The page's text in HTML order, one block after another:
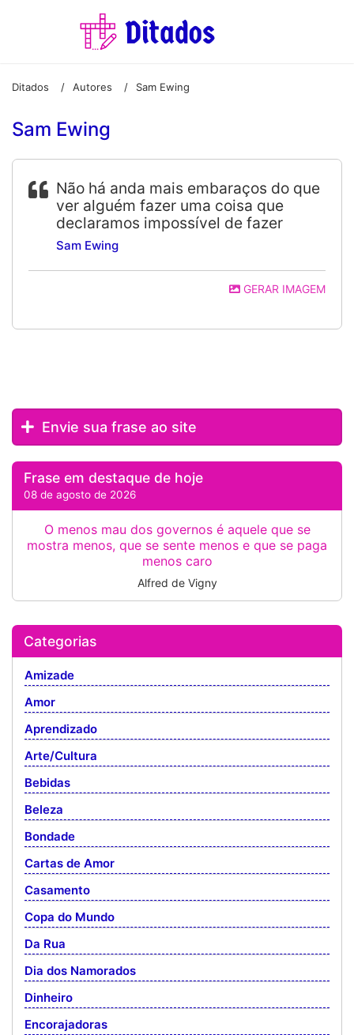
Ditados / Autores / Sam Ewing
Sam Ewing
Não há anda mais embaraços do que
ver alguém fazer uma coisa que
declaramos impossível de fazer
Sam Ewing
GERAR IMAGEM
Envie sua frase ao site
Frase em destaque de hoje
08 de agosto de 2026
O menos mau dos governos é aquele que se
mostra menos, que se sente menos e que se paga
menos caro
Alfred de Vigny
Categorias
Amizade
Amor
Aprendizado
Arte/Cultura
Bebidas
Beleza
Bondade
Cartas de Amor
Casamento
Copa do Mundo
Da Rua
Dia dos Namorados
Dinheiro
Encorajadoras